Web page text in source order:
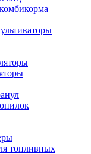
топливных